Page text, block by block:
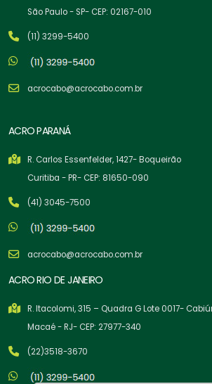
São Paulo - SP- CEP: 02167-010
(11) 3299-5400
acrocabo@acrocabo.com.br
ACRO PARANÁ
R. Carlos Essenfelder, 1427- Boqueirão
Curitiba - PR- CEP: 81650-090
(41) 3045-7500
acrocabo@acrocabo.com.br
ACRO RIO DE JANEIRO
R. Itacolomi, 315 – Quadra G Lote 0017-
Macaé - RJ- CEP: 27977-340
(22)3518-3670